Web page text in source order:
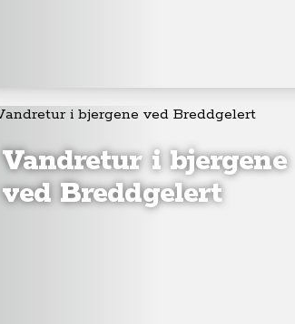
Vandretur i bjergene
ved Breddgelert